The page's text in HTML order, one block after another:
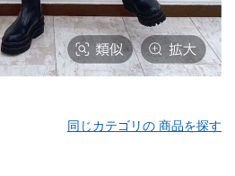
同じカテゴリの 商品を探す